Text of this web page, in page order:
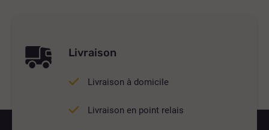
Livraison
Livraison à domicile
Livraison en point relais